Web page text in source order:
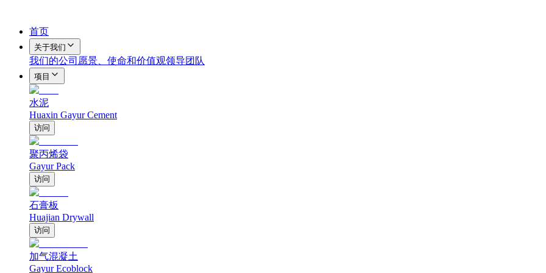
首页
关于我们
我们的公司 愿景、使命和价值观领导团队
项目
水泥
Huaxin Gayur Cement
访问
聚丙烯袋
Gayur Pack
访问
石膏板
Huajian Drywall
访问
加气混凝土
Gayur Ecoblock